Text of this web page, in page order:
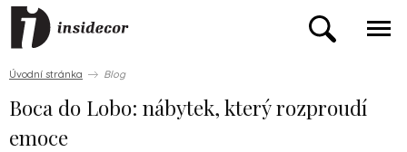
Úvodní stránka Blog
Boca do Lobo: nábytek, který rozproudí
emoce